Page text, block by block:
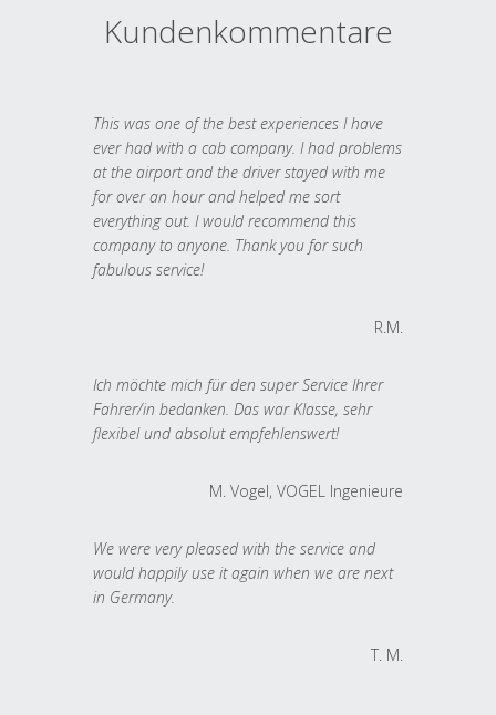
Kundenkommentare
This was one of the best experiences I have
ever had with a cab company. I had problems
at the airport and the driver stayed with me
for over an hour and helped me sort
everything out. I would recommend this
company to anyone. Thank you for such
fabulous service!
R.M.
Ich möchte mich für den super Service Ihrer
Fahrer/in bedanken. Das war Klasse, sehr
flexibel und absolut empfehlenswert!
M. Vogel, VOGEL Ingenieure
We were very pleased with the service and
would happily use it again when we are next
in Germany.
T. M.